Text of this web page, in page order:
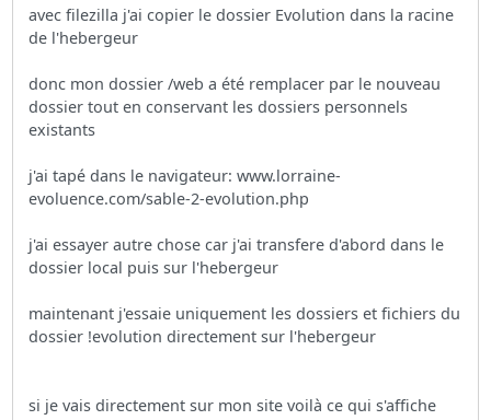
avec filezilla j'ai copier le dossier Evolution dans la racine
de l'hebergeur
donc mon dossier /web a été remplacer par le nouveau
dossier tout en conservant les dossiers personnels
existants
j'ai tapé dans le navigateur: www.lorraine-
evoluence.com/sable-2-evolution.php
j'ai essayer autre chose car j'ai transfere d'abord dans le
dossier local puis sur l'hebergeur
maintenant j'essaie uniquement les dossiers et fichiers du
dossier !evolution directement sur l'hebergeur
si je vais directement sur mon site voilà ce qui s'affiche